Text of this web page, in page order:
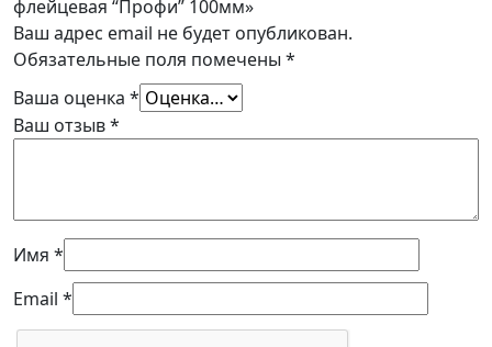
флейцевая “Профи” 100мм»
Ваш адрес email не будет опубликован.
Обязательные поля помечены *
Ваша оценка *
Ваш отзыв*
Имя *
Email *